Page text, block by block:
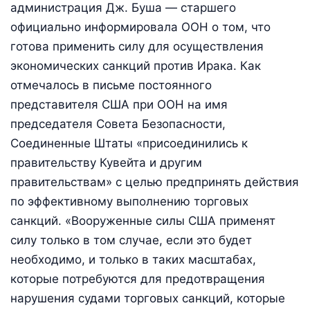
администрация Дж. Буша — старшего
официально информировала ООН о том, что
готова применить силу для осуществления
экономических санкций против Ирака. Как
отмечалось в письме постоянного
представителя США при ООН на имя
председателя Совета Безопасности,
Соединенные Штаты «присоединились к
правительству Кувейта и другим
правительствам» с целью предпринять действия
по эффективному выполнению торговых
санкций. «Вооруженные силы США применят
силу только в том случае, если это будет
необходимо, и только в таких масштабах,
которые потребуются для предотвращения
нарушения судами торговых санкций, которые